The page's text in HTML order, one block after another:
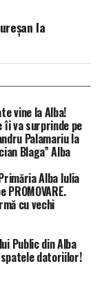
la
vine la Alba!
va surprinde pe
Palamariu la
Blaga” Alba
Alba Iulia
cu vechi
Public din Alba
datoriilor!